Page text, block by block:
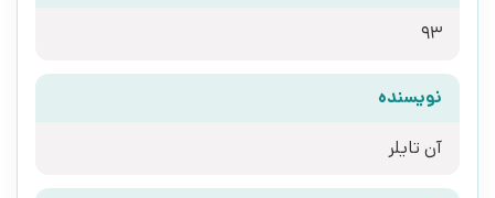
93
نویسنده
آن تایلر